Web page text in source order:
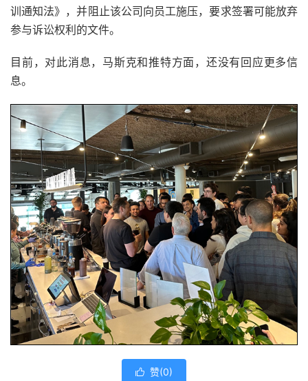
训通知法》，并阻止该公司向员工施压，要求签署可能放弃
参与诉讼权利的文件。
目前，对此消息，马斯克和推特方面，还没有回应更多信
息。
 赞(0)